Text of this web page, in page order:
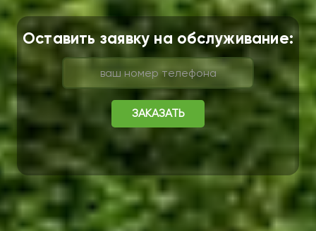
Оставить заявку на обслуживание:
ЗАКАЗАТЬ